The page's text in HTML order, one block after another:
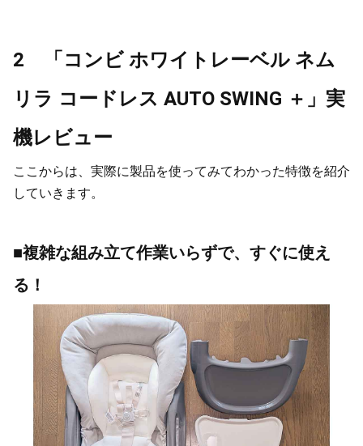
2 「コンビ ホワイトレーベル ネム
リラ コードレス AUTO SWING ＋」実
機レビュー
ここからは、実際に製品を使ってみてわかった特徴を紹介
していきます。
■複雑な組み立て作業いらずで、すぐに使え
る！